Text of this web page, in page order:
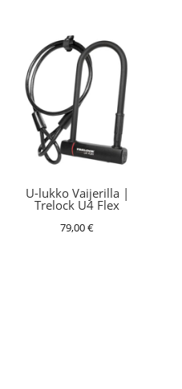
U-lukko Vaijerilla |
Trelock U4 Flex
79,00€